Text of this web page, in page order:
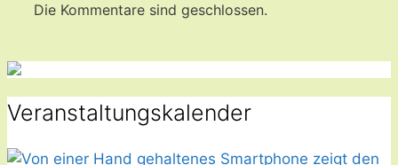
Die Kommentare sind geschlossen.
Veranstaltungskalender